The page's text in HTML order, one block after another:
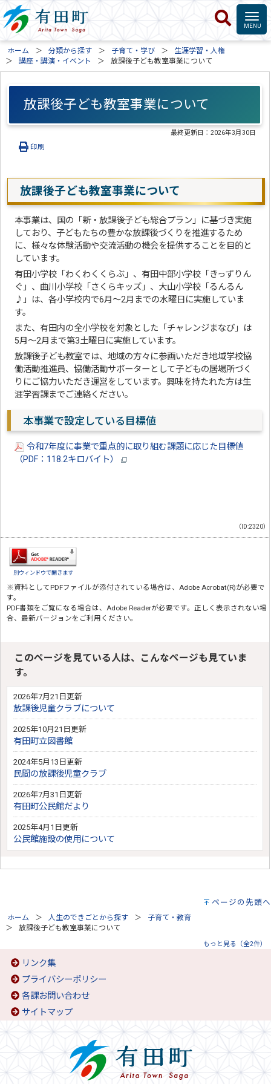
ホーム 分類から探す 子育て・学び
生涯学習・人権
講座・講演・イベント
放課後子ども教室事業について
放課後子ども教室事業について
最終更新日：2026年3月30日
印刷
放課後子ども教室事業について
本事業は、国の「新・放課後子ども総合プラン」に基づき実施
しており、子どもたちの豊かな放課後づくりを推進するため
に、様々な体験活動や交流活動の機会を提供することを目的と
しています。
有田小学校「わくわくくらぶ」、有田中部小学校「きっずりん
ぐ」、曲川小学校「さくらキッズ」、大山小学校「るんるん
♪」は、各小学校内で6月～2月までの水曜日に実施していま
す。
また、有田内の全小学校を対象とした「チャレンジまなび」は
5月～2月まで第3土曜日に実施しています。
放課後子ども教室では、地域の方々に参画いただき地域学校協
働活動推進員、協働活動サポーターとして子どもの居場所づく
りにご協力いただき運営をしています。興味を持たれた方は生
涯学習課までご連絡ください。
本事業で設定している目標値
令和7年度に事業で重点的に取り組む課題に応じた目標値
（PDF：118.2キロバイト）
（ID:2320）
別ウィンドウで開きます
※資料としてPDFファイルが添付されている場合は、 Adobe Acrobat(R)が必要で
す。
PDF書類をご覧になる場合は、 Adobe Readerが必要です。正しく表示されない場
合、最新バージョンをご利用ください。
このページを見ている人は、こんなページも見ていま
す。
2026年7月21日更新
放課後児童クラブについて
2025年10月21日更新
有田町立図書館
2024年5月13日更新
民間の放課後児童クラブ
2026年7月31日更新
有田町公民館だより
2025年4月1日更新
公民館施設の使用について
ページの先頭へ
ホーム 人生のできごとから探す
子育て・教育
放課後子ども教室事業について
もっと見る（全2件）
リンク集
プライバシーポリシー
各課お問い合わせ
サイトマップ